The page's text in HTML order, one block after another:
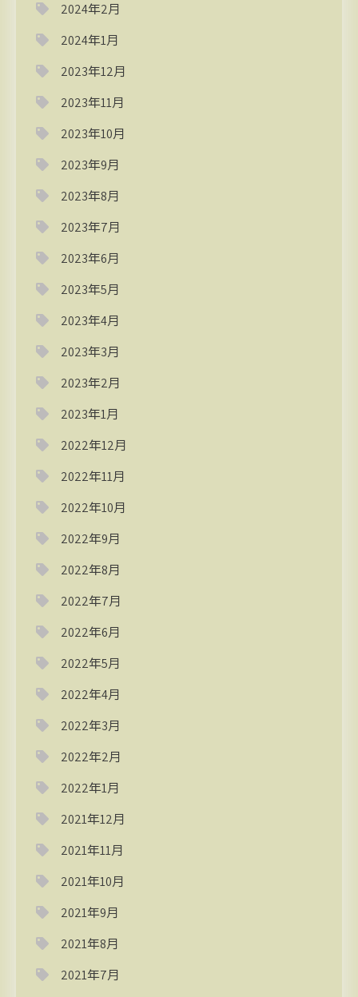
2024年2月
2024年1月
2023年12月
2023年11月
2023年10月
2023年9月
2023年8月
2023年7月
2023年6月
2023年5月
2023年4月
2023年3月
2023年2月
2023年1月
2022年12月
2022年11月
2022年10月
2022年9月
2022年8月
2022年7月
2022年6月
2022年5月
2022年4月
2022年3月
2022年2月
2022年1月
2021年12月
2021年11月
2021年10月
2021年9月
2021年8月
2021年7月